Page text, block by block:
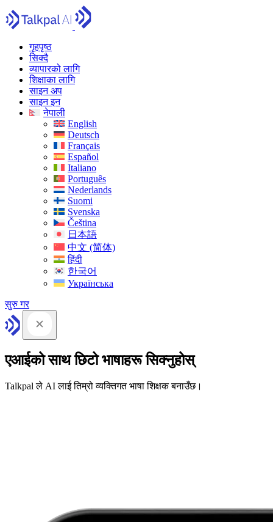
गृहपृष्ठ
सिक्दै
व्यापारको लागि
शिक्षाका लागि
साइन अप
साइन इन
नेपाली
English
Deutsch
Français
Español
Italiano
Português
Nederlands
Suomi
Svenska
Čeština
日本語
中文 (简体)
हिंदी
한국어
Українська
सुरु गर
एआईको साथ छिटो भाषाहरू सिक्नुहोस्
Talkpal ले AI लाई तिम्रो व्यक्तिगत भाषा शिक्षक बनाउँछ।